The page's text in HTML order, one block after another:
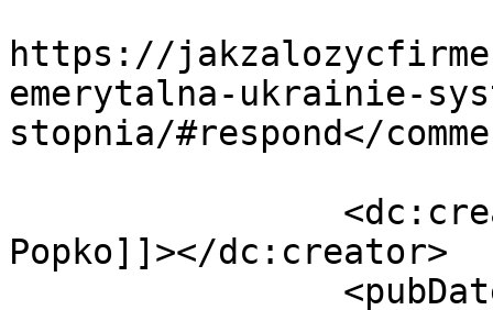
https://
emerytalna-ukrainie-
stopnia/#respond</
Popko]]></dc:creator>